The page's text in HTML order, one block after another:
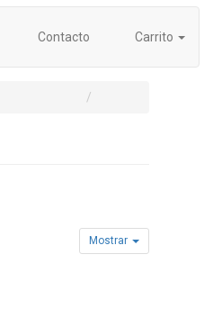
Contacto Carrito
Mostrar